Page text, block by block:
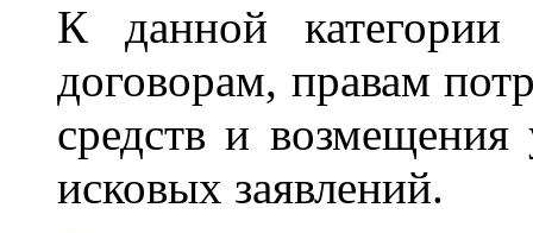
К данной категории
договорам, правам
средств и
исковых заявлений.